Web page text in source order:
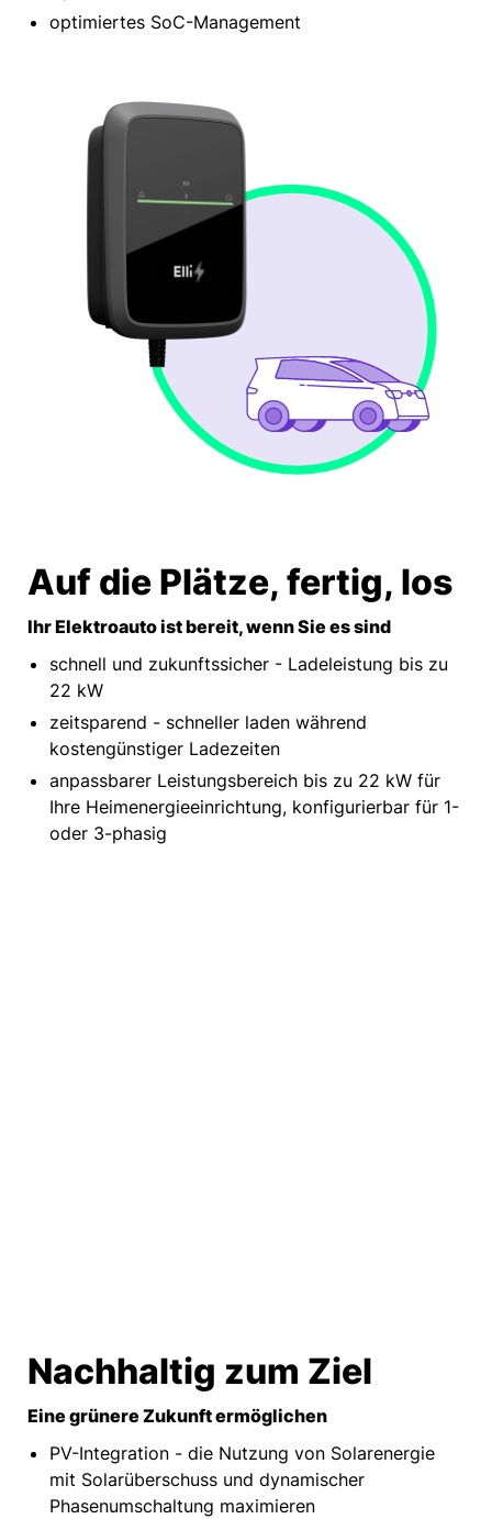
optimiertes SoC-Management
Auf die Plätze, fertig, los
Ihr Elektroauto ist bereit, wenn Sie es sind
schnell und zukunftssicher - Ladeleistung bis zu
22 kW
zeitsparend - schneller laden während
kostengünstiger Ladezeiten
anpassbarer Leistungsbereich bis zu 22 kW für
Ihre Heimenergieeinrichtung, konfigurierbar für 1-
oder 3-phasig
Nachhaltig zum Ziel
Eine grünere Zukunft ermöglichen
PV-Integration - die Nutzung von Solarenergie
mit Solarüberschuss und dynamischer
Phasenumschaltung maximieren